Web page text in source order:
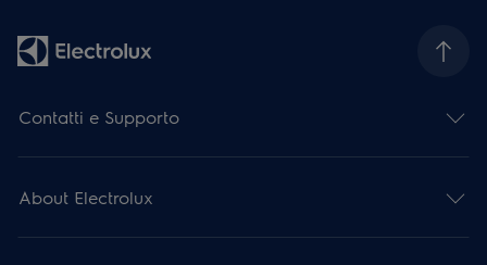
Contatti e Supporto
About Electrolux